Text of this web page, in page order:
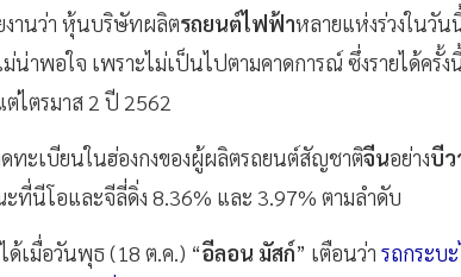
งานว่า หุ้นบริษัทผลิตรถยนต์ไฟฟ้าหลายแห่งร่วงในวั
ม่น่าพอใจ เพราะไม่เป็นไปตามคาดการณ์ ซึ่งรายได้ครั้
ไตรมาส 2 ปี 2562
ทะเบียนในฮ่องกงของผู้ผลิตรถยนต์สัญชาติจีนอย่างบีว
ที่นีโอและจีลี่ดิ่ง 8.36% และ 3.97% ตามลำดับ
ด้เมื่อวันพุธ (18 ต.ค.) “อีลอน มัสก์” เตือนว่า รถกระบ